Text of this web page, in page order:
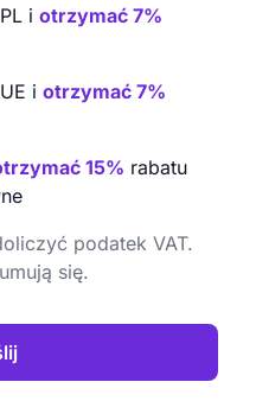
i otrzymać 7%
i otrzymać 7%
15% rabatu
podatek VAT.
się.